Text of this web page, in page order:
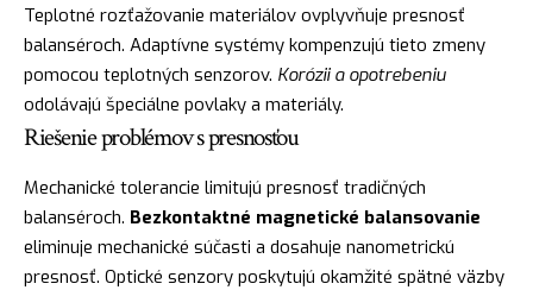
Teplotné rozťažovanie materiálov ovplyvňuje presnosť
balanséroch. Adaptívne systémy kompenzujú tieto zmeny
pomocou teplotných senzorov. Korózii a opotrebeniu
odolávajú špeciálne povlaky a materiály.
Riešenie problémov s presnosťou
Mechanické tolerancie limitujú presnosť tradičných
balanséroch. Bezkontaktné magnetické balansovanie
eliminuje mechanické súčasti a dosahuje nanometrickú
presnosť. Optické senzory poskytujú okamžité spätné väzby